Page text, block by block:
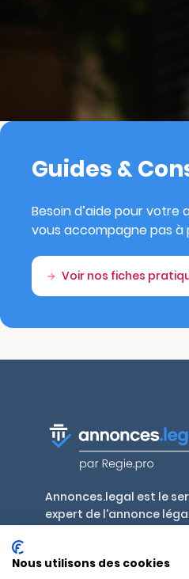
Guides &
Besoin d’aide pour votre
vous accompagne pas à
Voir nos fiches
Annonces.legal est le
expert de l'annonce
habilités en France et
Nous utilisons des cookies